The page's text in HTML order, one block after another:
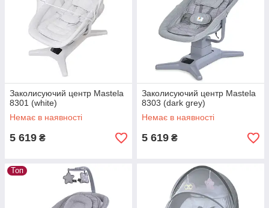
Заколисуючий центр Mastela
8301 (white)
Немає в наявності
5 619 ₴
Заколисуючий центр Mastela
8303 (dark grey)
Немає в наявності
5 619 ₴
Топ